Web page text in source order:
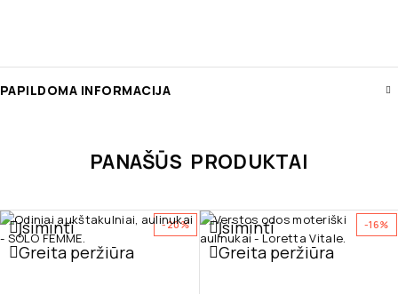
PAPILDOMA INFORMACIJA
PANAŠŪS PRODUKTAI
-20%
Įsiminti
Greita peržiūra
-16%
Įsiminti
Greita peržiūra